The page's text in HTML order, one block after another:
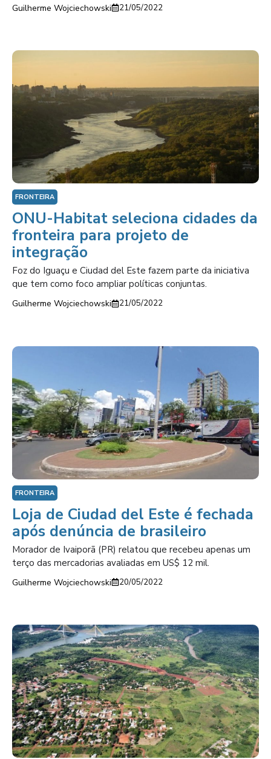
Guilherme Wojciechowski 21/05/2022
FRONTEIRA
ONU-Habitat seleciona cidades da
fronteira para projeto de
integração
Foz do Iguaçu e Ciudad del Este fazem parte da iniciativa
que tem como foco ampliar políticas conjuntas.
Guilherme Wojciechowski 21/05/2022
FRONTEIRA
Loja de Ciudad del Este é fechada
após denúncia de brasileiro
Morador de Ivaiporã (PR) relatou que recebeu apenas um
terço das mercadorias avaliadas em US$ 12 mil.
Guilherme Wojciechowski 20/05/2022